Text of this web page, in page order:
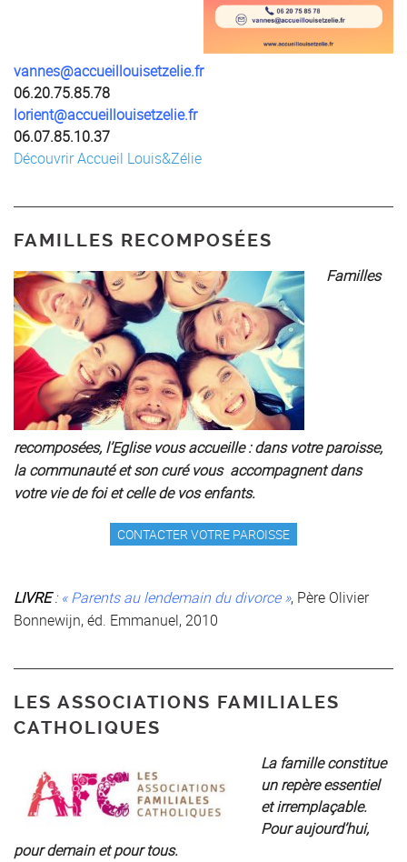
vannes@accueillouisetzelie.fr
06.20.75.85.78
lorient@accueillouisetzelie.fr
06.07.85.10.37
Découvrir Accueil Louis&Zélie
FAMILLES RECOMPOSÉES
Familles
recomposées, l’Eglise vous accueille : dans votre paroisse,
la communauté et son curé vous accompagnent dans
votre vie de foi et celle de vos enfants.
CONTACTER VOTRE PAROISSE
LIVRE:« Parents au lendemain du divorce », Père Olivier
Bonnewijn, éd. Emmanuel, 2010
LES ASSOCIATIONS FAMILIALES
CATHOLIQUES
La famille constitue
un repère essentiel
et irremplaçable.
Pour aujourd’hui,
pour demain et pour tous.